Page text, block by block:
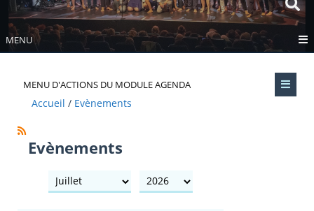
MENU
MENU D'ACTIONS DU MODULE AGENDA
Accueil Evènements
Evènements
mois année